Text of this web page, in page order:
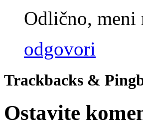
Odlično,
odgovori
Trackbacks &
Ostavite